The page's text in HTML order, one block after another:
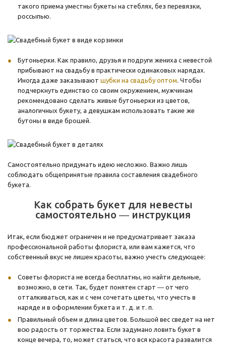
такого приема уместны букеты на стеблях, без перевязки,
россыпью.
Бутоньерки. Как правило, друзья и подруги жениха с невестой
прибывают на свадьбу в практически одинаковых нарядах.
Иногда даже заказывают шубки на свадьбу оптом. Чтобы
подчеркнуть единство со своим окружением, мужчинам
рекомендовано сделать живые бутоньерки из цветов,
аналогичных букету, а девушкам использовать такие же
бутоны в виде брошей.
Самостоятельно придумать идею несложно. Важно лишь
соблюдать общепринятые правила составления свадебного
букета.
Как собрать букет для невесты
самостоятельно ― инструкция
Итак, если бюджет ограничен и не предусматривает заказа
профессиональной работы флориста, или вам кажется, что
собственный вкус не лишен красоты, важно учесть следующее:
Советы флориста не всегда бесплатны, но найти дельные,
возможно, в сети. Так, будет понятен старт ― от чего
отталкиваться, как и с чем сочетать цветы, что учесть в
наряде и в оформлении букета и т. д. и т. п.
Правильный объем и длина цветов. Большой вес сведет на нет
всю радость от торжества. Если задумано ловить букет в
конце вечера, то, может статься, что вся красота развалится